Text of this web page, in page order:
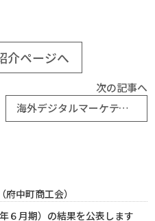
介ページへ
次の記事へ
海外デジタルマーケティング入門セミナー開催のご案内
中町商工会）
６月期）の結果を公表します